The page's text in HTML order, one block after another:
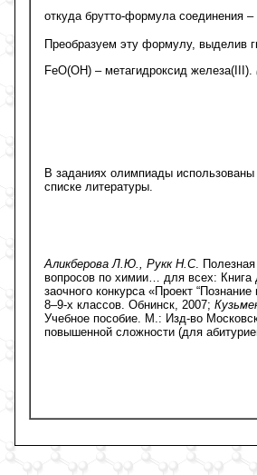
откуда брутто-формула соединения –
Преобразуем эту формулу, выделив
FeO(OH) – метагидроксид железа(III).
В заданиях олимпиады использованы
списке литературы.
Аликберова Л.Ю., Рукк Н.С.
вопросов по химии… для всех:
заочного конкурса «Проект
8–9-х классов. Обнинск, 2007;
Учебное пособие. М.: Изд-во
повышенной сложности (для